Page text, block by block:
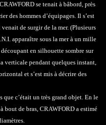
se tenait à bâbord, près
des hommes d’équipages. Il s’est
de surgir de la mer. (Plusieurs
apparaître sous la mer à un mille
en silhouette sombre sur
verticale pendant quelques instant,
et s’est mis à décrire des
que c’était un très grand objet. En le
bout de bras, CRAWFORD a estimé